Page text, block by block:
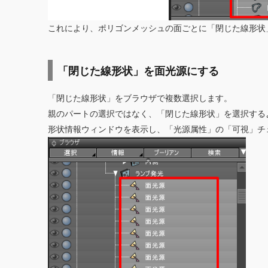
これにより、ポリゴンメッシュの面ごとに「閉じた線形
「閉じた線形状」を面光源にする
「閉じた線形状」をブラウザで複数選択します。
親のパートの選択ではなく、「閉じた線形状」を選択す
形状情報ウィンドウを表示し、「光源属性」の「可視」